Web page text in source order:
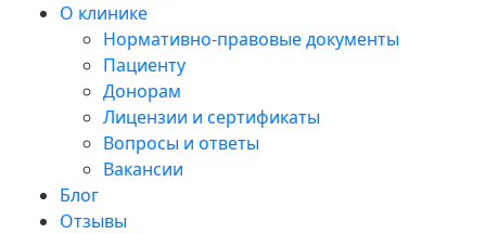
О клинике
Нормативно-правовые документы
Пациенту
Донорам
Лицензии и сертификаты
Вопросы и ответы
Вакансии
Блог
Отзывы